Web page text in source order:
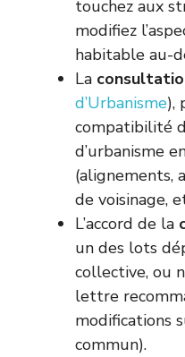
touchez aux
modifiez
habitable au-
La
d’Urbanisme),
compatibilité
d’urbanisme
(alignements,
de voisinage,
L’accord de la
un des lots
collective, ou
lettre
modifications
commun).